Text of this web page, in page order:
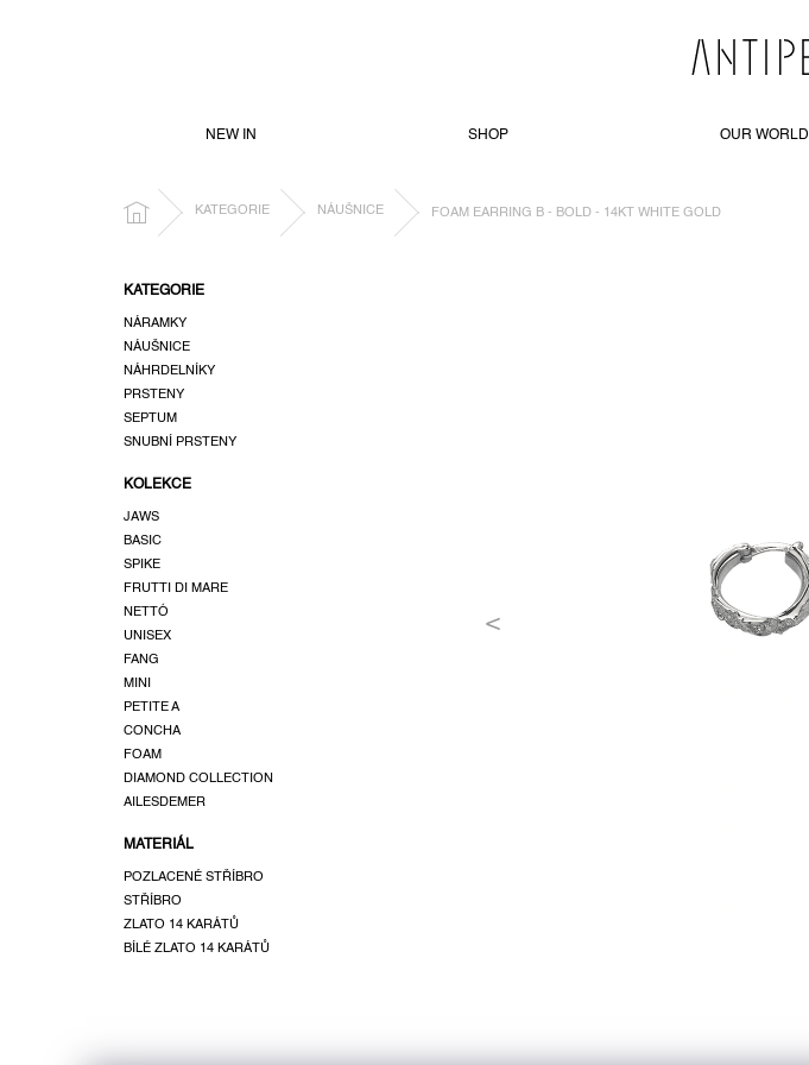
NEW IN SHOP OUR WORLD
DOMŮ KATEGORIE NÁUŠNICE FOAM EARRING B - BOLD - 14KT WHITE GOLD
KATEGORIE
NÁRAMKY
NÁUŠNICE
NÁHRDELNÍKY
PRSTENY
SEPTUM
SNUBNÍ PRSTENY
KOLEKCE
JAWS
BASIC
SPIKE
FRUTTI DI MARE
NETTÓ
UNISEX
FANG
MINI
PETITE A
CONCHA
FOAM
DIAMOND COLLECTION
AILESDEMER
MATERIÁL
POZLACENÉ STŘÍBRO
STŘÍBRO
ZLATO 14 KARÁTŮ
BÍLÉ ZLATO 14 KARÁTŮ